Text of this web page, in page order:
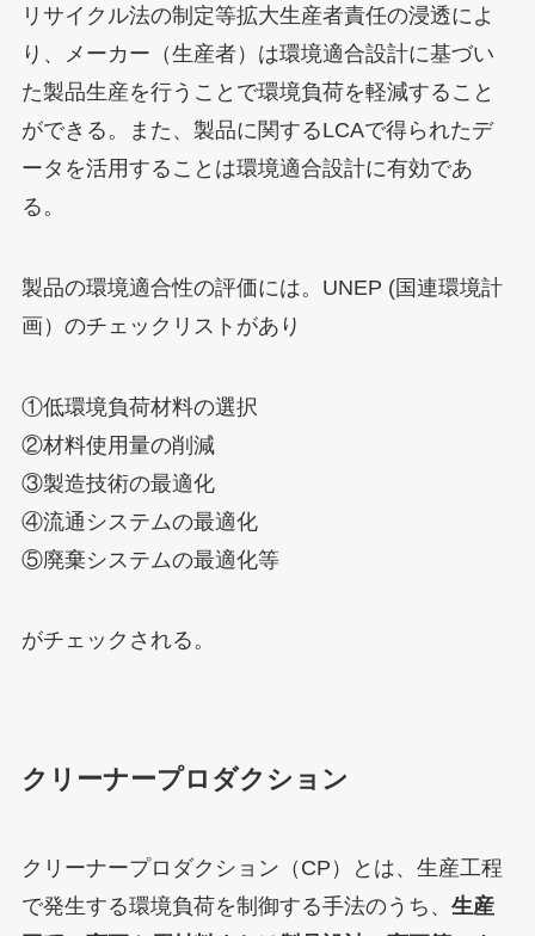
リサイクル法の制定等拡大生産者責任の浸透によ
り、メーカー（生産者）は環境適合設計に基づい
た製品生産を行うことで環境負荷を軽減すること
ができる。また、製品に関するLCAで得られたデ
ータを活用することは環境適合設計に有効であ
る。
製品の環境適合性の評価には。UNEP (国連環境計
画）のチェックリストがあり
①低環境負荷材料の選択
②材料使用量の削減
③製造技術の最適化
④流通システムの最適化
⑤廃棄システムの最適化等
がチェックされる。
クリーナープロダクション
クリーナープロダクション（CP）とは、生産工程
で発生する環境負荷を制御する手法のうち、 生産